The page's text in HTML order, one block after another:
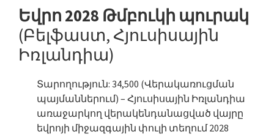
Եվրո 2028 Թմբուկի պուրակ
(Բելֆաստ, Հյուսիսային
Իռլանդիա)
Տարողություն: 34,500 (Վերակառուցման
պայմաններում) – Հյուսիսային Իռլանդիա
առաջարկող վերակենդանացված վայրը
եվրոյի միջազգային փուլի տեղում 2028